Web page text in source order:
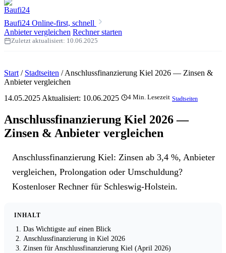
Baufi24 Online-first, schnell
Anbieter vergleichen Rechner starten
Zuletzt aktualisiert: 10.06.2025
Start / Stadtseiten / Anschlussfinanzierung Kiel 2026 — Zinsen &
Anbieter vergleichen
14.05.2025 Aktualisiert: 10.06.2025 4 Min. Lesezeit Stadtseiten
Anschlussfinanzierung Kiel 2026 —
Zinsen & Anbieter vergleichen
Anschlussfinanzierung Kiel: Zinsen ab 3,4 %, Anbieter
vergleichen, Prolongation oder Umschuldung?
Kostenloser Rechner für Schleswig-Holstein.
INHALT
Das Wichtigste auf einen Blick
Anschlussfinanzierung in Kiel 2026
Zinsen für Anschlussfinanzierung Kiel (April 2026)